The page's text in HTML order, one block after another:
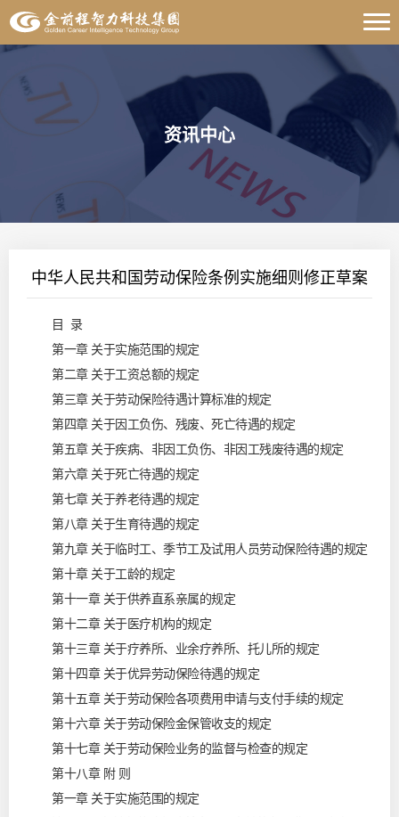
资讯中心
中华人民共和国劳动保险条例实施细则修正草案
目 录
第一章 关于实施范围的规定
第二章 关于工资总额的规定
第三章 关于劳动保险待遇计算标准的规定
第四章 关于因工负伤、残废、死亡待遇的规定
第五章 关于疾病、非因工负伤、非因工残废待遇的规定
第六章 关于死亡待遇的规定
第七章 关于养老待遇的规定
第八章 关于生育待遇的规定
第九章 关于临时工、季节工及试用人员劳动保险待遇的规定
第十章 关于工龄的规定
第十一章 关于供养直系亲属的规定
第十二章 关于医疗机构的规定
第十三章 关于疗养所、业余疗养所、托儿所的规定
第十四章 关于优异劳动保险待遇的规定
第十五章 关于劳动保险各项费用申请与支付手续的规定
第十六章 关于劳动保险金保管收支的规定
第十七章 关于劳动保险业务的监督与检查的规定
第十八章 附 则
第一章 关于实施范围的规定